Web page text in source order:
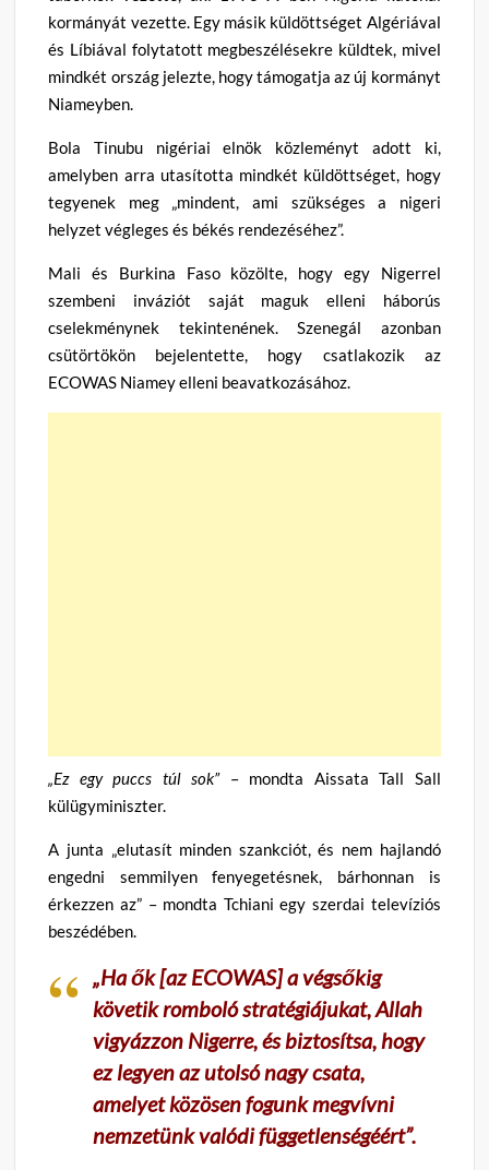
kormányát vezette. Egy másik küldöttséget Algériával
és Líbiával folytatott megbeszélésekre küldtek, mivel
mindkét ország jelezte, hogy támogatja az új kormányt
Niameyben.
Bola Tinubu nigériai elnök közleményt adott ki,
amelyben arra utasította mindkét küldöttséget, hogy
tegyenek meg „mindent, ami szükséges a nigeri
helyzet végleges és békés rendezéséhez”.
Mali és Burkina Faso közölte, hogy egy Nigerrel
szembeni inváziót saját maguk elleni háborús
cselekménynek tekintenének. Szenegál azonban
csütörtökön bejelentette, hogy csatlakozik az
ECOWAS Niamey elleni beavatkozásához.
„Ez egy puccs túl sok”– mondta Aissata Tall Sall
külügyminiszter.
A junta „elutasít minden szankciót, és nem hajlandó
engedni semmilyen fenyegetésnek, bárhonnan is
érkezzen az” – mondta Tchiani egy szerdai televíziós
beszédében.
„Ha ők [az ECOWAS] a végsőkig
követik romboló stratégiájukat, Allah
vigyázzon Nigerre, és biztosítsa, hogy
ez legyen az utolsó nagy csata,
amelyet közösen fogunk megvívni
nemzetünk valódi függetlenségéért”.